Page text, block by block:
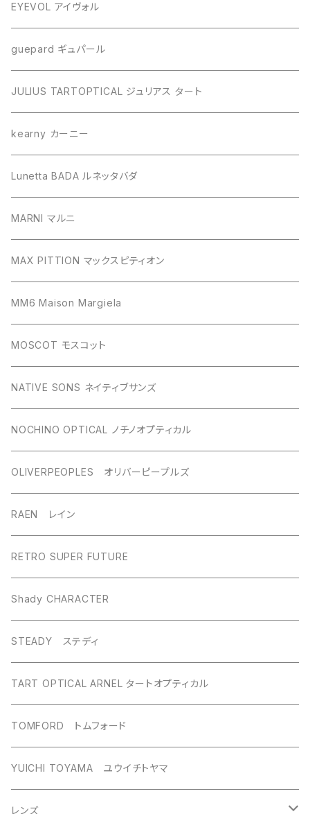
EYEVOL アイヴォル
guepard ギュパール
JULIUS TARTOPTICAL ジュリアス タート
kearny カーニー
Lunetta BADA ルネッタバダ
MARNI マルニ
MAX PITTION マックスピティオン
MM6 Maison Margiela
MOSCOT モスコット
NATIVE SONS ネイティブサンズ
NOCHINO OPTICAL ノチノオプティカル
OLIVERPEOPLES オリバーピープルズ
RAEN レイン
RETRO SUPER FUTURE
Shady CHARACTER
STEADY ステディ
TART OPTICAL ARNEL タートオプティカル
TOMFORD トムフォード
YUICHI TOYAMA ユウイチトヤマ
レンズ